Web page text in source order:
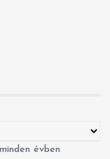
évben